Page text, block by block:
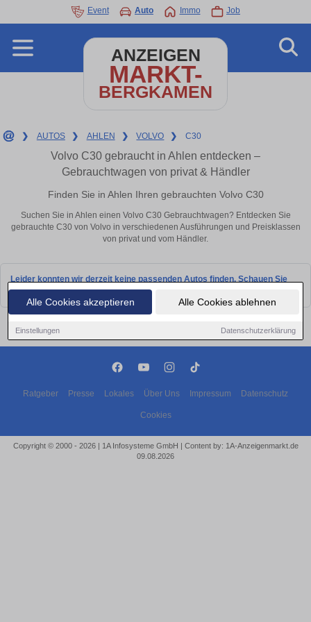
Alle Cookies akzeptieren Alle Cookies ablehnen
Einstellungen Datenschutzerklärung
Event Auto Immo Job
ANZEIGEN
MARKT-
BERGKAMEN
❯ AUTOS ❯ AHLEN ❯ VOLVO ❯ C30
Volvo C30 gebraucht in Ahlen entdecken –
Gebrauchtwagen von privat & Händler
Finden Sie in Ahlen Ihren gebrauchten Volvo C30
Suchen Sie in Ahlen einen Volvo C30 Gebrauchtwagen? Entdecken Sie
gebrauchte C30 von Volvo in verschiedenen Ausführungen und Preisklassen
von privat und vom Händler.
Leider konnten wir derzeit keine passenden Autos finden. Schauen Sie
bald wieder vorbei!
Ratgeber Presse Lokales Über Uns Impressum Datenschutz
Cookies
Copyright © 2000 - 2026 | 1A Infosysteme GmbH | Content by: 1A-Anzeigenmarkt.de
09.08.2026